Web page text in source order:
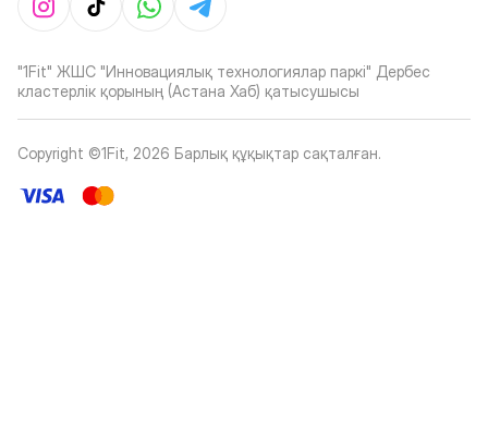
"1Fit" ЖШС "Инновациялық технологиялар паркі" Дербес
кластерлік қорының (Астана Хаб) қатысушысы
Copyright ©1Fit, 2026 Барлық құқықтар сақталған.